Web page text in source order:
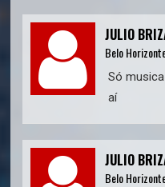
JULIO
Belo
Só
aí
JULIO
Belo